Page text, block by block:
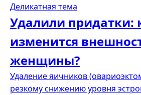
Деликатная тема
Удалили придатки:
изменится
женщины?
Удаление яичников
резкому снижению уровня